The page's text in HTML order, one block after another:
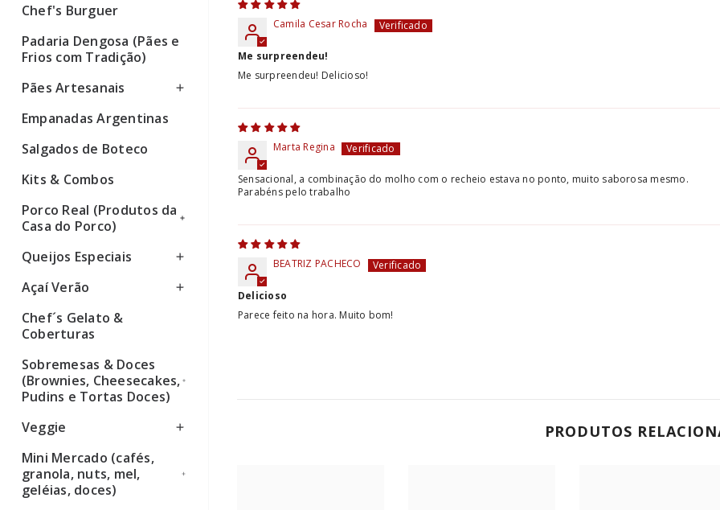
Chef's Burguer
Padaria Dengosa (Pães e
Frios com Tradição)
Pães Artesanais
Ver todos
Empanadas Argentinas
Salgados de Boteco
Kits & Combos
Porco Real (Produtos da
Casa do Porco)
Ver todos
Queijos Especiais
Ver todos
Açaí Verão
Ver todos
Chef´s Gelato &
Coberturas
Sobremesas & Doces
(Brownies, Cheesecakes,
Pudins e Tortas Doces)
Ver todos
Veggie
Ver todos
Mini Mercado (cafés,
granola, nuts, mel,
geléias, doces)
Camila Cesar Rocha
Me surpreendeu!
Me surpreendeu! Delicioso!
Marta Regina
Sensacional, a combinação do molho com o recheio estava no ponto, muito saborosa mesmo.
Parabéns pelo trabalho
BEATRIZ PACHECO
Delicioso
Parece feito na hora. Muito bom!
PRODUTOS